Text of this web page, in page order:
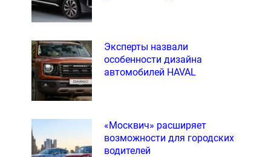
Эксперты назвали
особенности дизайна
автомобилей HAVAL
«Москвич» расширяет
возможности для городских
водителей